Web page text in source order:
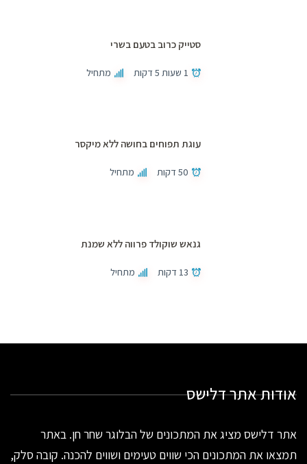
סטייק כרוב בטעם בשרי
1 שעות 5 דקות מתחיל
עוגת תפוחים בחושה ללא מיקסר
50 דקות מתחיל
גנאש שוקולד פרווה ללא שמנת
13 דקות מתחיל
אודות אתר דלישס
אתר דלישס מציג את המתכונים של הבלוגר שחר חן. באתר
תמצאו את המתכונים הכי שווים טעימים ושווים להכנה. קובה סלק,